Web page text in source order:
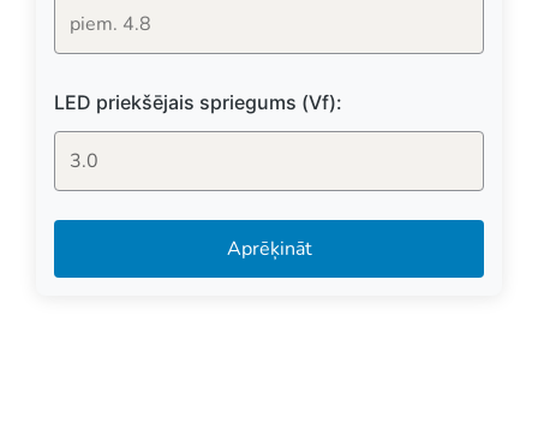
LED priekšējais spriegums (Vf):
Aprēķināt